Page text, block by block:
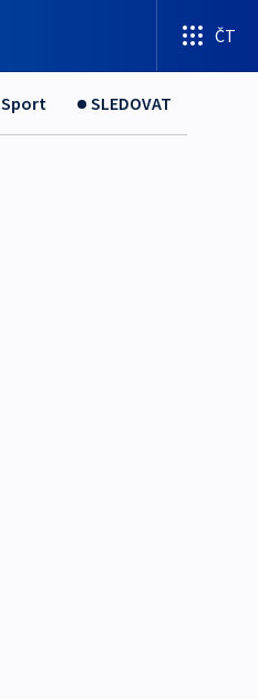
ČT
Sport SLEDOVAT